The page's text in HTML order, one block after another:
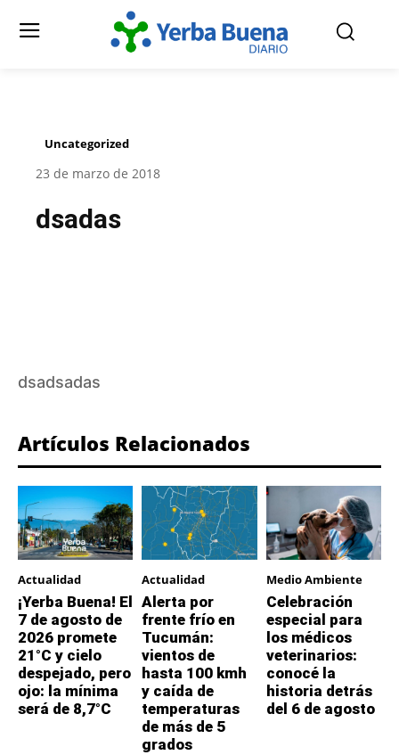
Uncategorized
23 de marzo de 2018
dsadas
dsadsadas
Artículos Relacionados
Actualidad
¡Yerba Buena! El
7 de agosto de
2026 promete
21°C y cielo
despejado, pero
ojo: la mínima
será de 8,7°C
Actualidad
Alerta por
frente frío en
Tucumán:
vientos de
hasta 100 kmh
y caída de
temperaturas
de más de 5
grados
Medio Ambiente
Celebración
especial para
los médicos
veterinarios:
conocé la
historia detrás
del 6 de agosto